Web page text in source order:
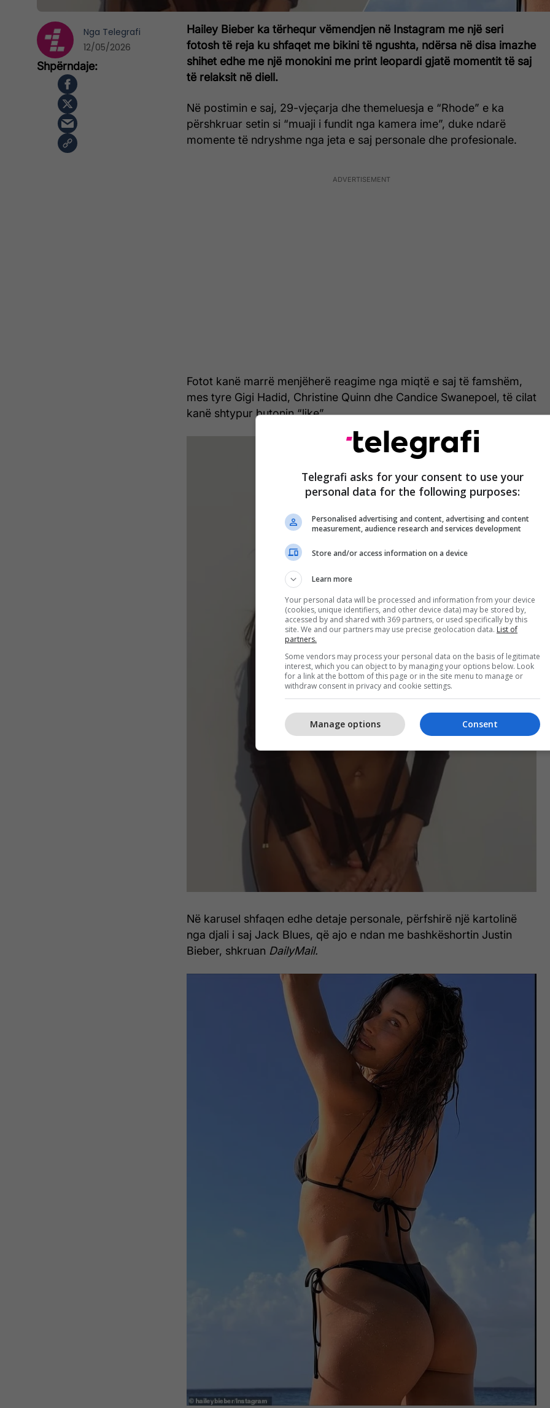
Hailey Bieber ka tërhequr vëmendjen në Instagram me një seri
fotosh të reja ku shfaqet me bikini të ngushta, ndërsa në disa imazhe
shihet edhe me një monokini me print leopardi gjatë momentit të saj
të relaksit në diell.
Në postimin e saj, 29-vjeçarja dhe themeluesja e “Rhode” e ka
përshkruar setin si “muaji i fundit nga kamera ime”, duke ndarë
momente të ndryshme nga jeta e saj personale dhe profesionale.
Fotot kanë marrë menjëherë reagime nga miqtë e saj të famshëm,
mes tyre Gigi Hadid, Christine Quinn dhe Candice Swanepoel, të cilat
kanë shtypur butonin “like”.
Në karusel shfaqen edhe detaje personale, përfshirë një kartolinë
nga djali i saj Jack Blues, që ajo e ndan me bashkëshortin Justin
Bieber, shkruan DailyMail.
Nga Telegrafi
12/05/2026
Telegrafi asks for your consent to use your
personal data for the following purposes:
Personalised advertising and content, advertising and content
measurement, audience research and services development
Store and/or access information on a device
Learn more
Your personal data will be processed and information from your device
(cookies, unique identifiers, and other device data) may be stored by,
accessed by and shared with 369 partners, or used specifically by this
site. We and our partners may use precise geolocation data. List of
partners.
Some vendors may process your personal data on the basis of legitimate
interest, which you can object to by managing your options below. Look
for a link at the bottom of this page or in the site menu to manage or
withdraw consent in privacy and cookie settings.
Consent
Manage options